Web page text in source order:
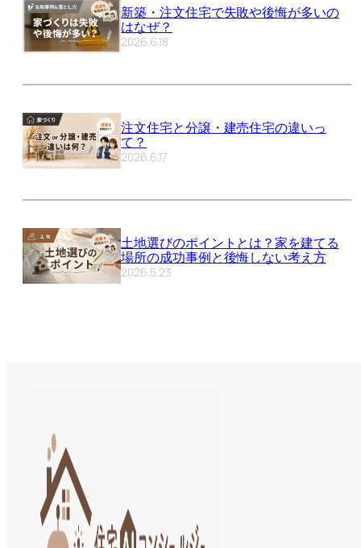
新築・注文住宅で失敗や後悔が多いの
はなぜ？
2026.6.18
注文住宅と分譲・建売住宅の違いっ
て？
2026.6.17
土地選びのポイントとは？家を建てる
場所の成功事例と後悔しない考え方
2026.5.23